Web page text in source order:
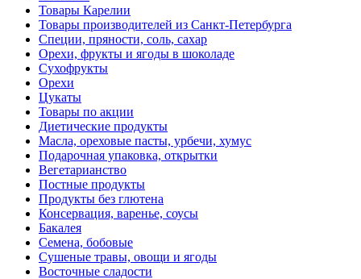
Товары Карелии
Товары производителей из Санкт-Петербурга
Специи, пряности, соль, сахар
Орехи, фрукты и ягоды в шоколаде
Сухофрукты
Орехи
Цукаты
Товары по акции
Диетические продукты
Масла, ореховые пасты, урбечи, хумус
Подарочная упаковка, открытки
Вегетарианство
Постные продукты
Продукты без глютена
Консервация, варенье, соусы
Бакалея
Семена, бобовые
Сушеные травы, овощи и ягоды
Восточные сладости